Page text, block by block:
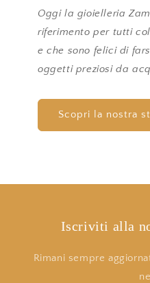
Oggi la gioielleria
riferimento per tutti
e che sono felici di
oggetti preziosi da
Scopri la nostra
Iscriviti alla
Rimani sempre